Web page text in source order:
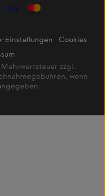
Einstellungen
Cookies
zzgl.
wenn